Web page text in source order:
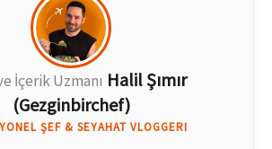
İçerik Uzmanı Halil Şımır
(Gezginbirchef)
ŞEF & SEYAHAT VLOGGERI